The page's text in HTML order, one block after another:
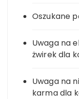
Oszukane
Uwaga na
żwirek dla
Uwaga na
karma dla